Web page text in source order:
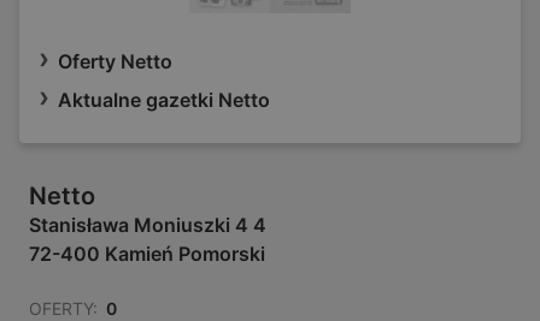
Oferty Netto
Aktualne gazetki Netto
Netto
Stanisława Moniuszki 4 4
72-400 Kamień Pomorski
OFERTY: 0